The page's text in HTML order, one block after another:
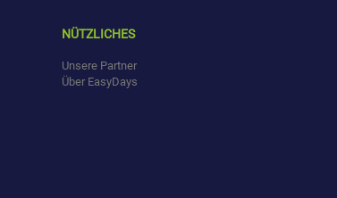
NÜTZLICHES
Unsere Partner
Über EasyDays